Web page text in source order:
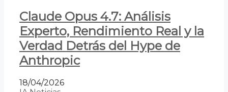
Claude Opus 4.7: Análisis
Experto, Rendimiento Real y la
Verdad Detrás del Hype de
Anthropic
18/04/2026